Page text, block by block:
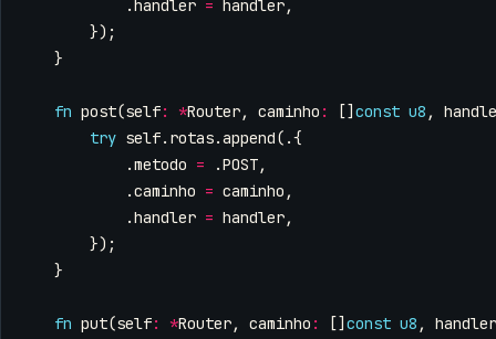
. handler = handler,
});
}
fn post(self: *Router, caminho : [] const u8 ,
try self. rotas.append(.{
.metodo = .POST,
.caminho = caminho ,
.handler = handler,
});
}
fn put(self: *Router, caminho : [] const u8 ,
handler